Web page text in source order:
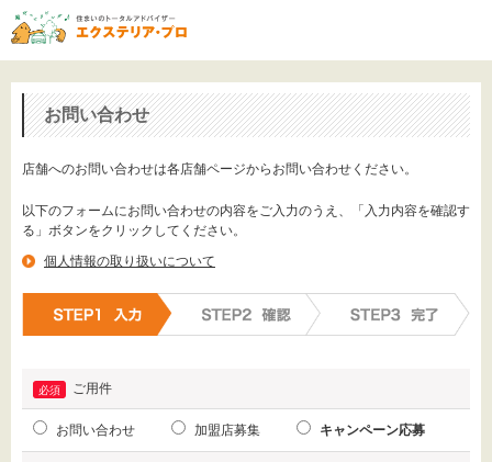
お問い合わせ
店舗へのお問い合わせは各店舗ページからお問い合わせください。
以下のフォームにお問い合わせの内容をご入力のうえ、「入力内容を確認す
る」ボタンをクリックしてください。
個人情報の取り扱いについて
ご用件
お問い合わせ 加盟店募集 キャンペーン応募